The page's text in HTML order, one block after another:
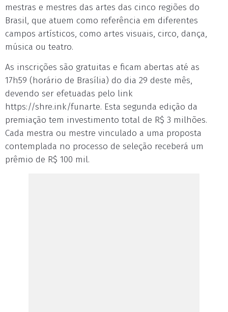
mestras e mestres das artes das cinco regiões do
Brasil, que atuem como referência em diferentes
campos artísticos, como artes visuais, circo, dança,
música ou teatro.
As inscrições são gratuitas e ficam abertas até as
17h59 (horário de Brasília) do dia 29 deste mês,
devendo ser efetuadas pelo link
https://shre.ink/funarte. Esta segunda edição da
premiação tem investimento total de R$ 3 milhões.
Cada mestra ou mestre vinculado a uma proposta
contemplada no processo de seleção receberá um
prêmio de R$ 100 mil.